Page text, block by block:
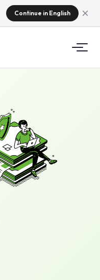
Continue in English